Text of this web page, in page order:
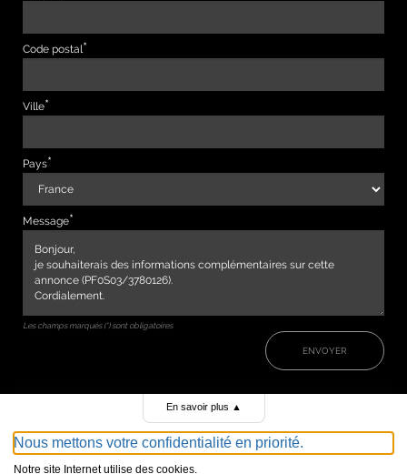
Code postal
Ville
Pays
Message
Les champs marqués (*) sont obligatoires
ENVOYER
En savoir plus ▲
Nous mettons votre confidentialité en priorité.
Notre site Internet utilise des cookies.